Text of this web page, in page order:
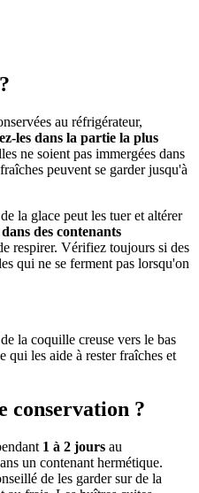
au réfrigérateur,
les dans la partie la plus
ne soient pas immergées dans
peuvent se garder jusqu'à
la glace peut les tuer et altérer
des contenants
respirer. Vérifiez toujours si des
qui ne se ferment pas lorsqu'on
la coquille creuse vers le bas
qui les aide à rester fraîches et
conservation ?
1 à 2 jours au
un contenant hermétique.
de les garder sur de la